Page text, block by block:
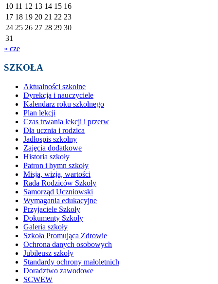
10 11 12 13 14 15 16
17 18 19 20 21 22 23
24 25 26 27 28 29 30
31
« cze
SZKOŁA
Aktualności szkolne
Dyrekcja i nauczyciele
Kalendarz roku szkolnego
Plan lekcji
Czas trwania lekcji i przerw
Dla ucznia i rodzica
Jadłospis szkolny
Zajęcia dodatkowe
Historia szkoły
Patron i hymn szkoły
Misja, wizja, wartości
Rada Rodziców Szkoły
Samorząd Uczniowski
Wymagania edukacyjne
Przyjaciele Szkoły
Dokumenty Szkoły
Galeria szkoły
Szkoła Promująca Zdrowie
Ochrona danych osobowych
Jubileusz szkoły
Standardy ochrony małoletnich
Doradztwo zawodowe
SCWEW